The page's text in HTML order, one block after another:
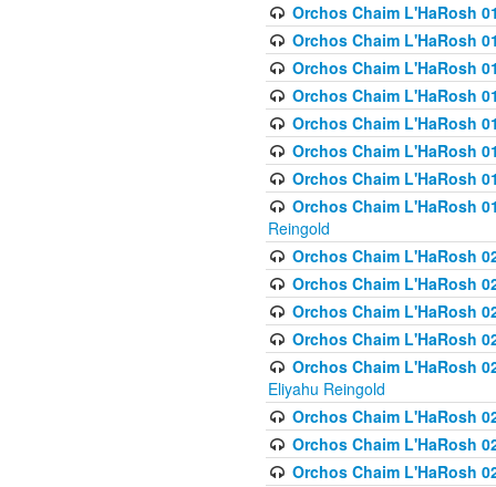
Orchos Chaim L'HaRosh
Orchos Chaim L'HaRosh
Orchos Chaim L'HaRosh
Orchos Chaim L'HaRosh
Orchos Chaim L'HaRosh
Orchos Chaim L'HaRosh
Orchos Chaim L'HaRosh
Orchos Chaim L'HaRosh
Reingold
Orchos Chaim L'HaRosh
Orchos Chaim L'HaRosh
Orchos Chaim L'HaRosh
Orchos Chaim L'HaRosh
Orchos Chaim L'HaRosh
Eliyahu Reingold
Orchos Chaim L'HaRosh
Orchos Chaim L'HaRosh
Orchos Chaim L'HaRosh